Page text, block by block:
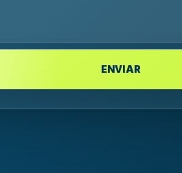
ENVIAR